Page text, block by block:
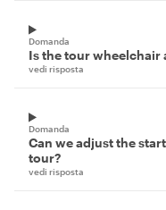
Domanda
Is the tour wheelchair
vedi risposta
Domanda
Can we adjust the
tour?
vedi risposta